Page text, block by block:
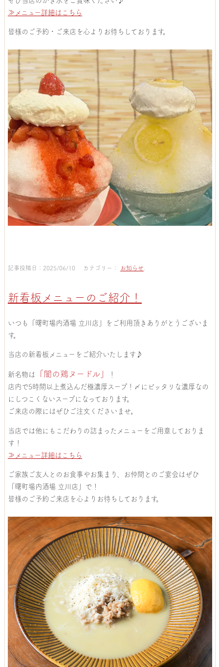
≫メニュー詳細はこちら
皆様のご予約・ご来店を心よりお待ちしております。
記事投稿日：2025/06/10 カテゴリー： お知らせ
新看板メニューのご紹介！
いつも「曙町場内酒場 立川店」をご利用頂きありがとうございま
す。
当店の新看板メニューをご紹介いたします♪
新名物は 「闇の鶏ヌードル」
！
店内で5時間以上煮込んだ極濃厚スープ！〆にピッタリな濃厚なの
にしつこくないスープになっております。
ご来店の際にはぜひご注文くださいませ。
当店では他にもこだわりの詰まったメニューをご用意しておりま
す！
≫メニュー詳細はこちら
ご家族ご友人とのお食事やお集まり、お仲間とのご宴会はぜひ
「曙町場内酒場 立川店」で！
皆様のご予約ご来店を心よりお待ちしております。